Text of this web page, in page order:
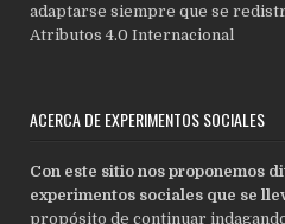
adaptarse siempre que se
Atributos 4.0 Internacional
ACERCA DE EXPERIMENTOS SOCIALES
Con este sitio nos proponemos
experimentos sociales que se
propósito de continuar